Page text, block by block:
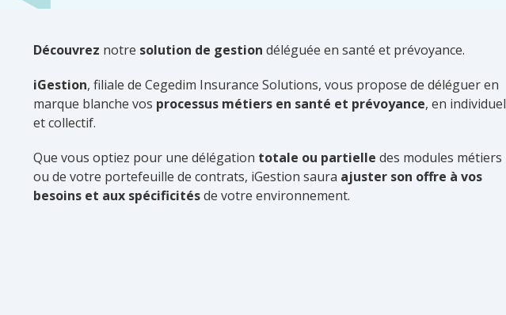
Découvrez notre solution de gestion déléguée en santé et prévoyance.
iGestion, filiale de Cegedim Insurance Solutions, vous propose de déléguer en
marque blanche vos processus métiers en santé et prévoyance, en individuel
et collectif.
Que vous optiez pour une délégation totale ou partielle des modules métiers
ou de votre portefeuille de contrats, iGestion saura ajuster son offre à vos
besoins et aux spécificitésde votre environnement.